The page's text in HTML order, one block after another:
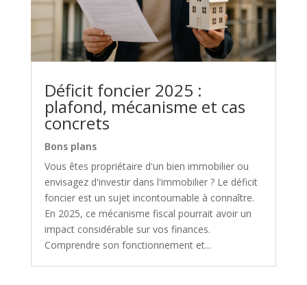
Déficit foncier 2025 :
plafond, mécanisme et cas
concrets
Bons plans
Vous êtes propriétaire d'un bien immobilier ou
envisagez d'investir dans l'immobilier ? Le déficit
foncier est un sujet incontournable à connaître.
En 2025, ce mécanisme fiscal pourrait avoir un
impact considérable sur vos finances.
Comprendre son fonctionnement et...